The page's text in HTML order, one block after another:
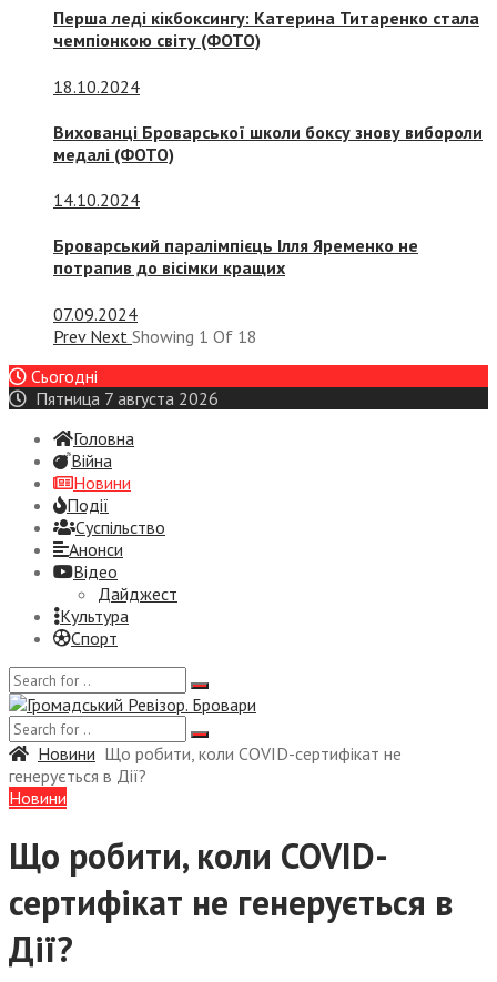
Перша леді кікбоксингу: Катерина Титаренко стала
чемпіонкою світу (ФОТО)
18.10.2024
Вихованці Броварської школи боксу знову вибороли
медалі (ФОТО)
14.10.2024
Броварський паралімпієць Ілля Яременко не
потрапив до вісімки кращих
07.09.2024
Prev Next Showing 1 Of 18
Сьогодні
Пятница 7 августа 2026
Головна
Війна
Новини
Події
Суспiльство
Анонси
Відео
Дайджест
Культура
Спорт
Новини Що робити, коли COVID-сертифікат не
генерується в Дії?
Новини
Що робити, коли COVID-
сертифікат не генерується в
Дії?